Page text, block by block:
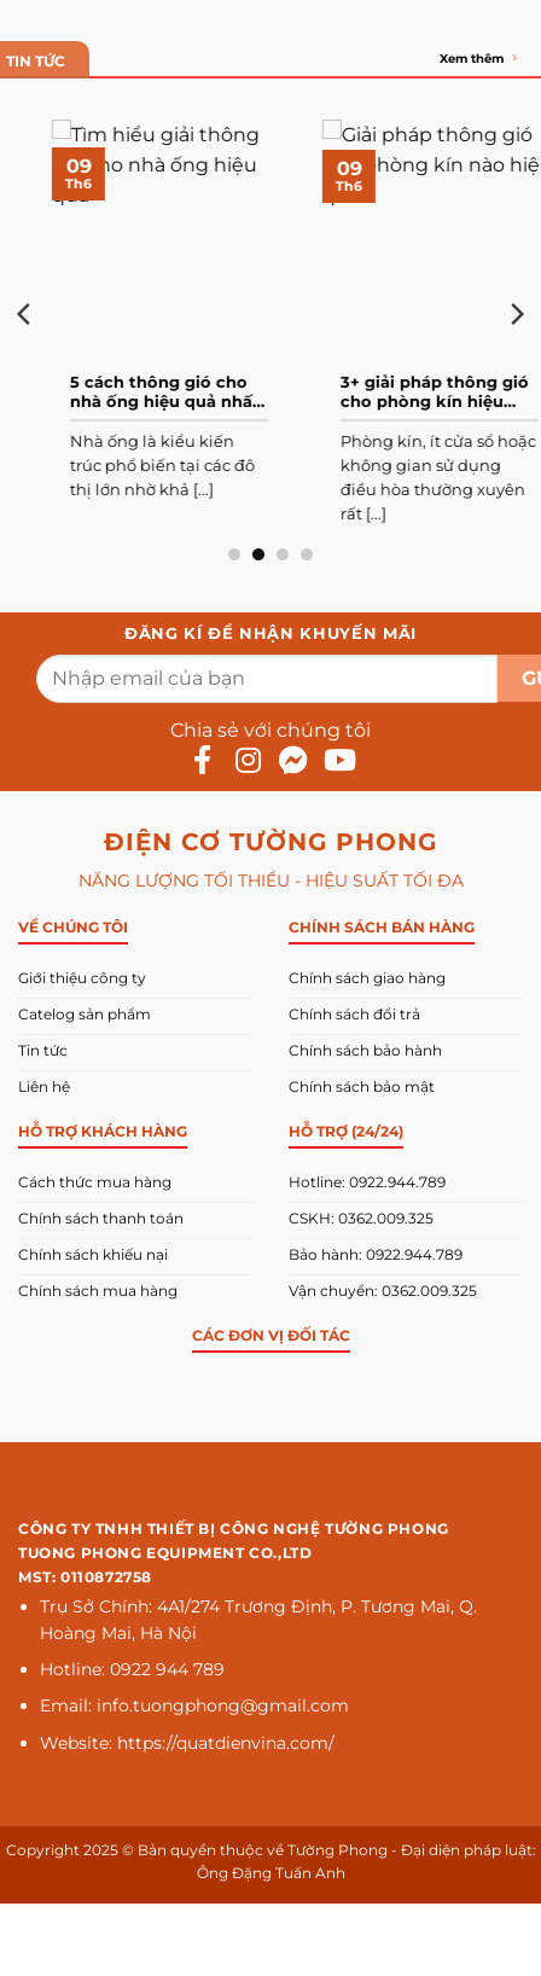
TIN TỨC Xem thêm
5 cách thông gió cho
nhà ống hiệu quả nhất
hiện nay
Nhà ống là kiểu kiến
trúc phổ biến tại các đô
thị lớn nhờ khả [...]
3+ giải pháp thông gió
cho phòng kín hiệu
quả nhất
Phòng kín, ít cửa sổ hoặc
không gian sử dụng
điều hòa thường xuyên
rất [...]
ĐĂNG KÍ ĐỂ NHẬN KHUYẾN MÃI
Chia sẻ với chúng tôi
ĐIỆN CƠ TƯỜNG PHONG
NĂNG LƯỢNG TỐI THIỂU - HIỆU SUẤT TỐI ĐA
VỀ CHÚNG TÔI
Giới thiệu công ty
Catelog sản phẩm
Tin tức
Liên hệ
CHÍNH SÁCH BÁN HÀNG
Chính sách giao hàng
Chính sách đổi trả
Chính sách bảo hành
Chính sách bảo mật
HỖ TRỢ KHÁCH HÀNG
Cách thức mua hàng
Chính sách thanh toán
Chính sách khiếu nại
Chính sách mua hàng
HỖ TRỢ (24/24)
Hotline: 0922.944.789
CSKH: 0362.009.325
Bảo hành: 0922.944.789
Vận chuyển: 0362.009.325
CÁC ĐƠN VỊ ĐỐI TÁC
CÔNG TY TNHH THIẾT BỊ CÔNG NGHỆ TƯỜNG PHONG
TUONG PHONG EQUIPMENT CO.,LTD
MST: 0110872758
Trụ Sở Chính: 4A1/274 Trương Định, P. Tương Mai, Q.
Hoàng Mai, Hà Nội
Hotline: 0922 944 789
Email: info.tuongphong@gmail.com
Website: https://quatdienvina.com/
Copyright 2025 © Bản quyền thuộc về Tường Phong - Đại diện pháp luật:
Ông Đặng Tuấn Anh